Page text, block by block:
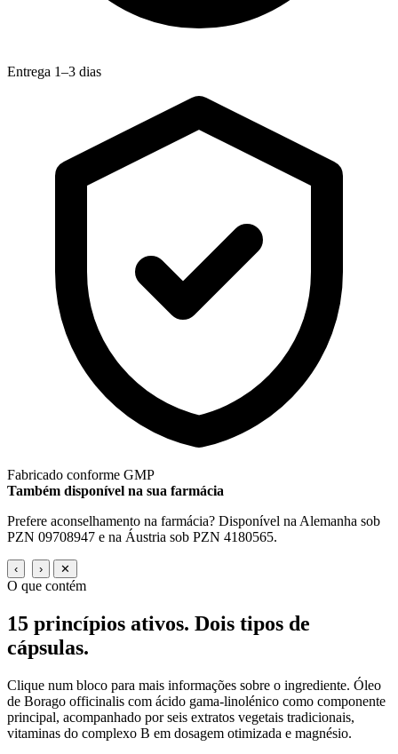
Entrega 1–3 dias
Fabricado conforme GMP
Também disponível na sua farmácia
Prefere aconselhamento na farmácia? Disponível na Alemanha sob
PZN 09708947 e na Áustria sob PZN 4180565.
‹ › ✕
O que contém
15 princípios ativos. Dois tipos de
cápsulas.
Clique num bloco para mais informações sobre o ingrediente. Óleo
de Borago officinalis com ácido gama-linolénico como componente
principal, acompanhado por seis extratos vegetais tradicionais,
vitaminas do complexo B em dosagem otimizada e magnésio.